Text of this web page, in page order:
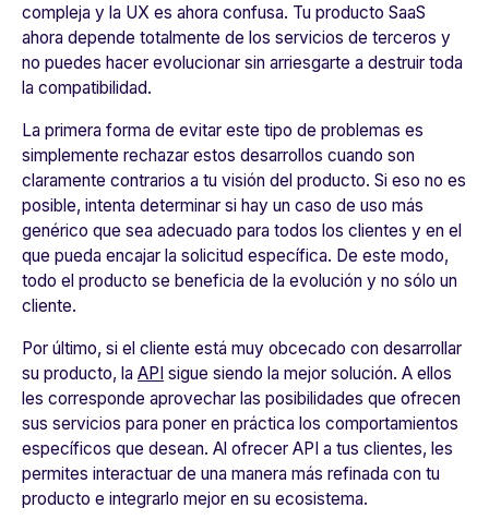
compleja y la UX es ahora confusa. Tu producto SaaS
ahora depende totalmente de los servicios de terceros y
no puedes hacer evolucionar sin arriesgarte a destruir toda
la compatibilidad.
La primera forma de evitar este tipo de problemas es
simplemente rechazar estos desarrollos cuando son
claramente contrarios a tu visión del producto. Si eso no es
posible, intenta determinar si hay un caso de uso más
genérico que sea adecuado para todos los clientes y en el
que pueda encajar la solicitud específica. De este modo,
todo el producto se beneficia de la evolución y no sólo un
cliente.
Por último, si el cliente está muy obcecado con desarrollar
su producto, la API sigue siendo la mejor solución. A ellos
les corresponde aprovechar las posibilidades que ofrecen
sus servicios para poner en práctica los comportamientos
específicos que desean. Al ofrecer API a tus clientes, les
permites interactuar de una manera más refinada con tu
producto e integrarlo mejor en su ecosistema.